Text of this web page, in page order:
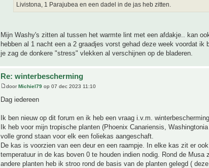
Livistona, 1 Parajubea en een dadel in de jas heb zitten.
Mijn Washy's zitten al tussen het warmte lint met een afdakje.. kan
hebben al 1 nacht een a 2 graadjes vorst gehad deze week voordat ik
je zag de donkere "stress" vlekken al verschijnen op de bladeren.
Re: winterbescherming
doorMichiel79 op 07 dec 2023 11:10
Dag iedereen
Ik ben nieuw op dit forum en ik heb een vraag i.v.m. winterbescherming.
Ik heb voor mijn tropische planten (Phoenix Canariensis,
volle grond staan voor elk een foliekas aangeschaft.
De kas is voorzien van een deur en een raampje. In elke kas zit er
temperatuur in de kas boven 0 te houden indien nodig. Rond de Musa
andere planten heb ik stroo rond de basis van de planten gelegd (